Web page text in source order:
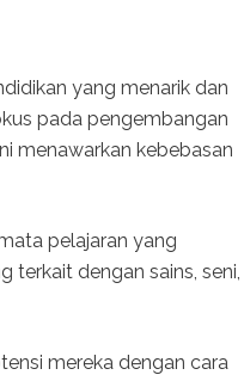
yang menarik dan
pada pengembangan
menawarkan kebebasan
pelajaran yang
terkait dengan sains, seni,
mereka dengan cara